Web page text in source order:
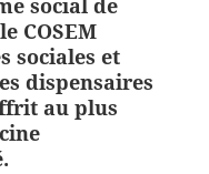
social de
COSEM
sociales et
dispensaires
au plus